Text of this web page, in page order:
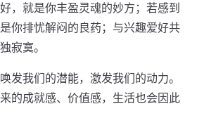
，就是你丰盈灵魂的妙方；若感到
你排忧解闷的良药；与兴趣爱好共
寂寞。
发我们的潜能，激发我们的动力。
的成就感、价值感，生活也会因此